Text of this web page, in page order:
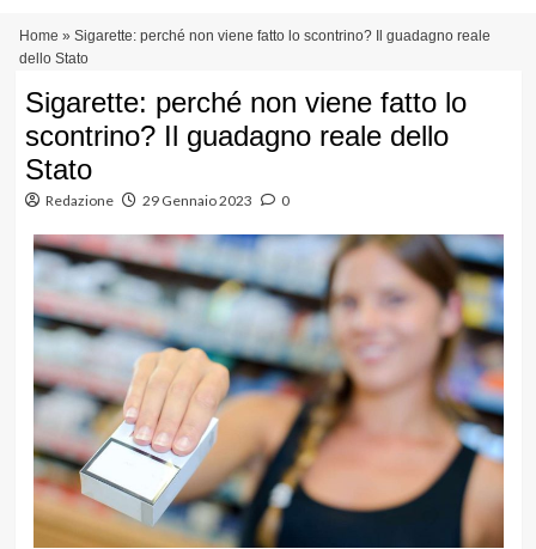
principale
Home » Sigarette: perché non viene fatto lo scontrino? Il guadagno reale
dello Stato
Sigarette: perché non viene fatto lo
scontrino? Il guadagno reale dello
Stato
Redazione 29 Gennaio 2023 0